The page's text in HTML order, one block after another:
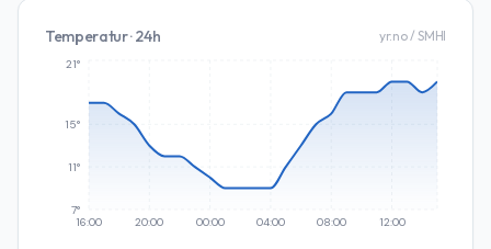
Temperatur · 24h yr.no / SMHI
16:00 20:00 00:00 04:00 08:00 12:00
7°
11°
15°
21°